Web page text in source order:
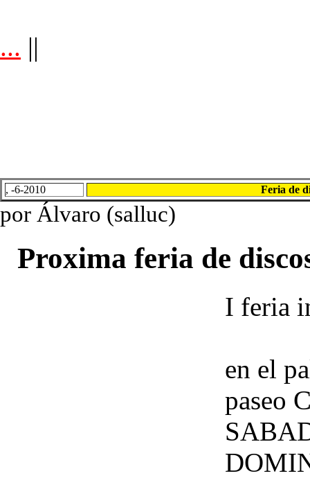
... ||
, -6-2010 Feria de
por Álvaro (salluc)
Proxima feria de
I feria
en el
paseo